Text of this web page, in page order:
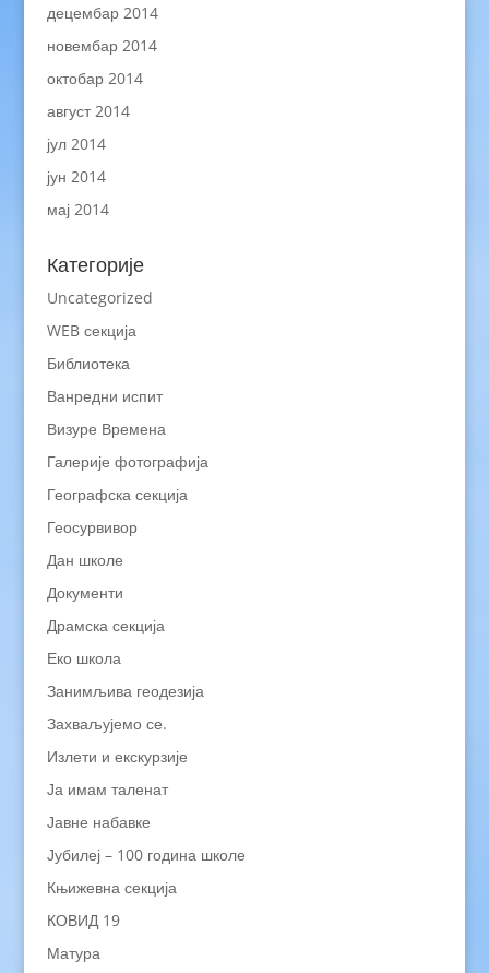
децембар 2014
новембар 2014
октобар 2014
август 2014
јул 2014
јун 2014
мај 2014
Категорије
Uncategorized
WEB секција
Библиотека
Ванредни испит
Визуре Времена
Галерије фотографија
Географска секција
Геосурвивор
Дан школе
Документи
Драмска секција
Еко школа
Занимљива геодезија
Захваљујемо се.
Излети и екскурзије
Ја имам таленат
Јавне набавке
Јубилеј – 100 година школе
Књижевна секција
КОВИД 19
Матура